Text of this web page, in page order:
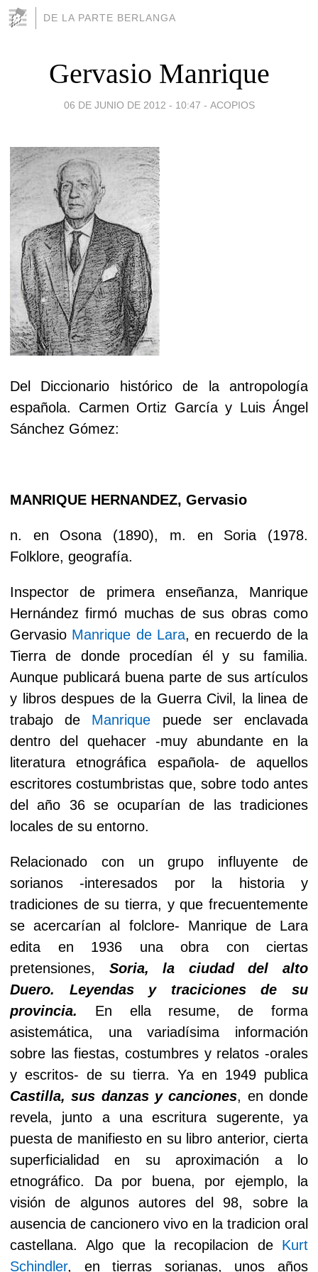
DE LA PARTE BERLANGA
Gervasio Manrique
06 DE JUNIO DE 2012 - 10:47 - ACOPIOS
Del Diccionario histórico de la antropología
española. Carmen Ortiz García y Luis Ángel
Sánchez Gómez:
MANRIQUE HERNANDEZ, Gervasio
n. en Osona (1890), m. en Soria (1978.
Folklore, geografía.
Inspector de primera enseñanza, Manrique
Hernández firmó muchas de sus obras como
Gervasio Manrique de Lara, en recuerdo de la
Tierra de donde procedían él y su familia.
Aunque publicará buena parte de sus artículos
y libros despues de la Guerra Civil, la linea de
trabajo de Manrique puede ser enclavada
dentro del quehacer -muy abundante en la
literatura etnográfica española- de aquellos
escritores costumbristas que, sobre todo antes
del año 36 se ocuparían de las tradiciones
locales de su entorno.
Relacionado con un grupo influyente de
sorianos -interesados por la historia y
tradiciones de su tierra, y que frecuentemente
se acercarían al folclore- Manrique de Lara
edita en 1936 una obra con ciertas
pretensiones, Soria, la ciudad del alto
Duero. Leyendas y traciciones de su
provincia. En ella resume, de forma
asistemática, una variadísima información
sobre las fiestas, costumbres y relatos -orales
y escritos- de su tierra. Ya en 1949 publica
Castilla, sus danzas y canciones, en donde
revela, junto a una escritura sugerente, ya
puesta de manifiesto en su libro anterior, cierta
superficialidad en su aproximación a lo
etnográfico. Da por buena, por ejemplo, la
visión de algunos autores del 98, sobre la
ausencia de cancionero vivo en la tradicion oral
castellana. Algo que la recopilacion de Kurt
Schindler, en tierras sorianas, unos años